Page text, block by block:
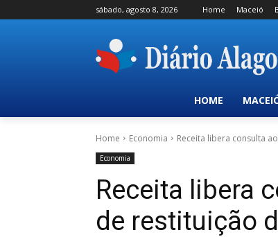
sábado, agosto 8, 2026 Home Maceió
HOME
Home Economia Receita libera consulta
Economia
Receita libera
de restituição